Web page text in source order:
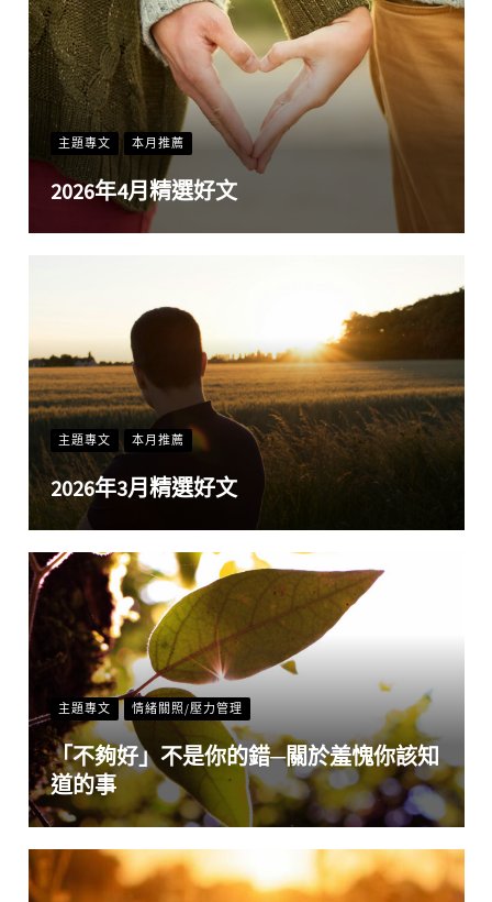
主題專文 本月推薦
2026年4月精選好文
主題專文 本月推薦
2026年3月精選好文
主題專文 情緒關照/壓力管理
「不夠好」不是你的錯─關於羞愧你該知
道的事